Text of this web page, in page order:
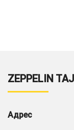
ZEPPELIN
Адрес